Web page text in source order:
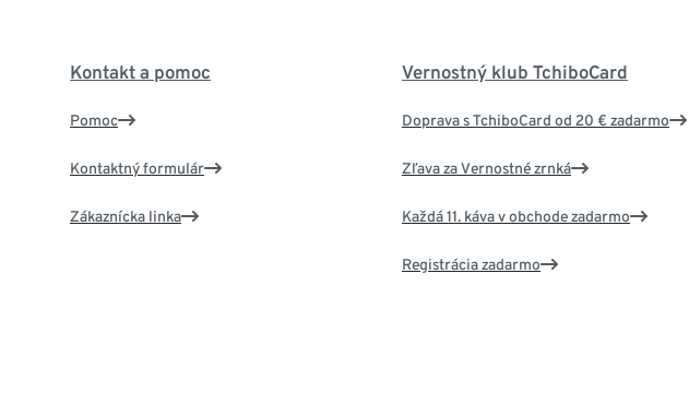
Kontakt a pomoc
Pomoc
Kontaktný formulár
Zákaznícka linka
Vernostný klub TchiboCard
Doprava s TchiboCard od 20 € zadarmo
Zľava za Vernostné zrnká
Každá 11. káva v obchode zadarmo
Registrácia zadarmo